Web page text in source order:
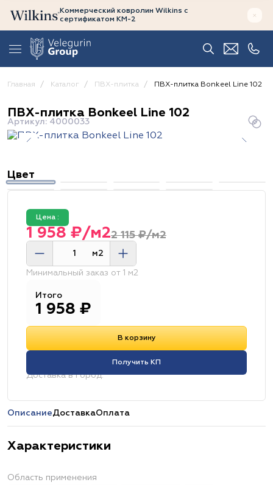
Коммерческий ковролин Wilkins с
сертификатом КМ-2
Главная Каталог ПВХ-плитка ПВХ-плитка Bonkeel Line 102
ПВХ-плитка Bonkeel Line 102
Артикул: 4000033
Цвет
Цена :
2 115 ₽/м2
1 958 ₽/м2
м2
Минимальный заказ от 1 м2
Итого
1 958 ₽
В корзину
Получить КП
Доставка в город:
ОписаниеДоставкаОплата
Характеристики
Область применения